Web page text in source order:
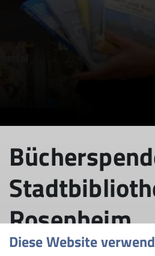
Rosenheim
Diese Website